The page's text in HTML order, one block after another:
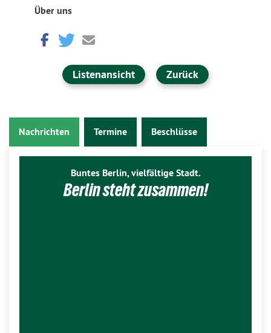
Über uns
Listenansicht Zurück
Nachrichten Termine Beschlüsse
Buntes Berlin, vielfältige Stadt.
Berlin steht zusammen!